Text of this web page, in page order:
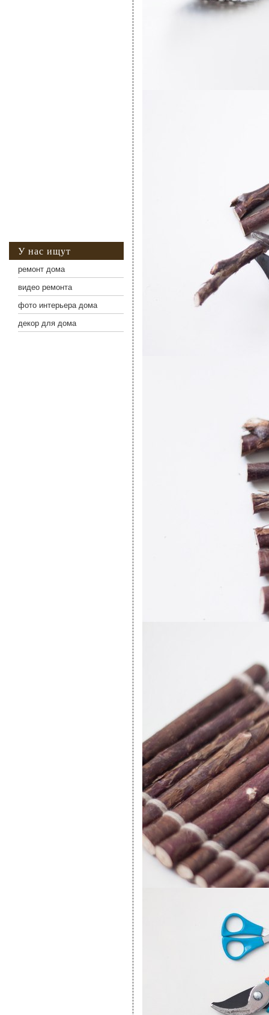
У нас ищут
ремонт дома
видео ремонта
фото интерьера дома
декор для дома